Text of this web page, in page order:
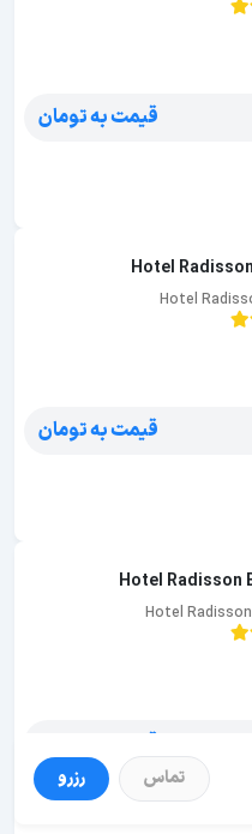
قیمت به تومان
Hotel
Hotel
قیمت به تومان
Hotel Radisson
Hotel
تماس رزرو